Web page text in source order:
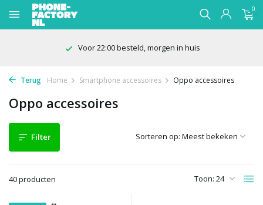
0
100 dagen bedenktijd
Terug Home Smartphone accessoires Oppo accessoires
Oppo accessoires
Filter
40 producten Toon:
Sorteren op: